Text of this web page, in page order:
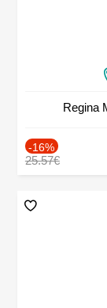
Regina
-16%
25.57€